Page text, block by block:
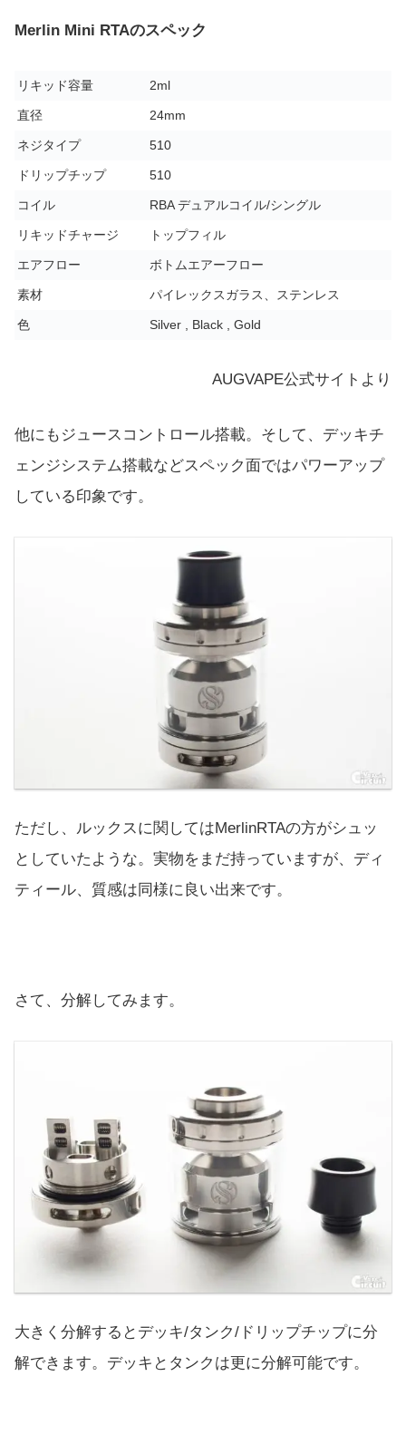
Merlin Mini RTAのスペック
リキッド容量 2ml
直径 24mm
ネジタイプ 510
ドリップチップ 510
コイル RBA デュアルコイル/シングル
リキッドチャージ トップフィル
エアフロー ボトムエアーフロー
素材 パイレックスガラス、ステンレス
色 Silver , Black , Gold
AUGVAPE公式サイトより
他にもジュースコントロール搭載。そして、デッキチ
ェンジシステム搭載などスペック面ではパワーアップ
している印象です。
ただし、ルックスに関してはMerlinRTAの方がシュッ
としていたような。実物をまだ持っていますが、ディ
ティール、質感は同様に良い出来です。
さて、分解してみます。
大きく分解するとデッキ/タンク/ドリップチップに分
解できます。デッキとタンクは更に分解可能です。